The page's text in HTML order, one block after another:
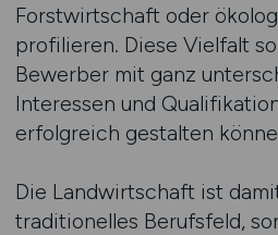
Forstwirtschaft oder
profilieren. Diese Vielfalt
Bewerber mit ganz
Interessen und
erfolgreich gestalten
Die Landwirtschaft ist
traditionelles Berufsfeld,